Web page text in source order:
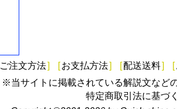
ご注文方法] [お支払方法] [配送送料] [
※当サイトに掲載されている解説文など
特定商取引法に基づ